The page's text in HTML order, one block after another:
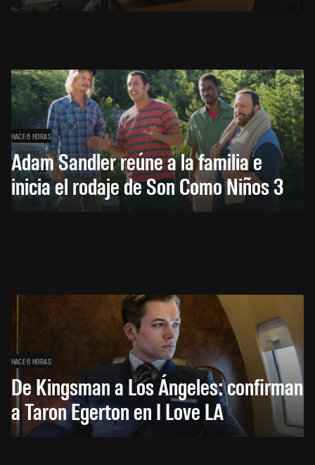
HACE 6 HORAS
Adam Sandler reúne a la familia e
inicia el rodaje de Son Como Niños 3
HACE 6 HORAS
De Kingsman a Los Ángeles: confirman
a Taron Egerton en I Love LA